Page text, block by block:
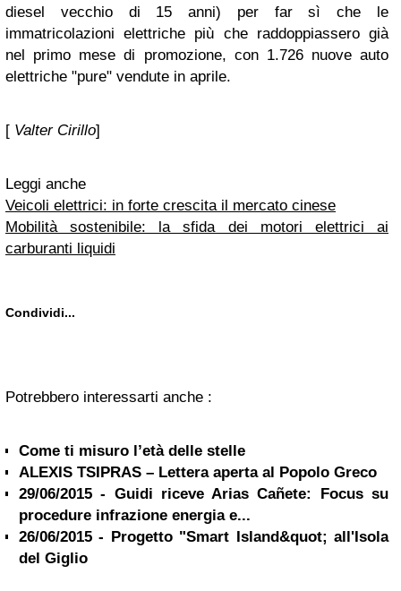
diesel vecchio di 15 anni) per far sì che le
immatricolazioni elettriche più che raddoppiassero già
nel primo mese di promozione, con 1.726 nuove auto
elettriche "pure" vendute in aprile.
[ Valter Cirillo]
Leggi anche
Veicoli elettrici: in forte crescita il mercato cinese
Mobilità sostenibile: la sfida dei motori elettrici ai
carburanti liquidi
Condividi...
Potrebbero interessarti anche :
Come ti misuro l’età delle stelle
ALEXIS TSIPRAS – Lettera aperta al Popolo Greco
29/06/2015 - Guidi riceve Arias Cañete: Focus su
procedure infrazione energia e...
26/06/2015 - Progetto "Smart Island&quot; all'Isola
del Giglio